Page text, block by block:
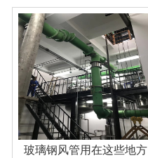
玻璃钢风管用在这些地方